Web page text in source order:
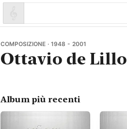
COMPOSIZIONE · 1948 - 2001
Ottavio de Lillo
Album più recenti